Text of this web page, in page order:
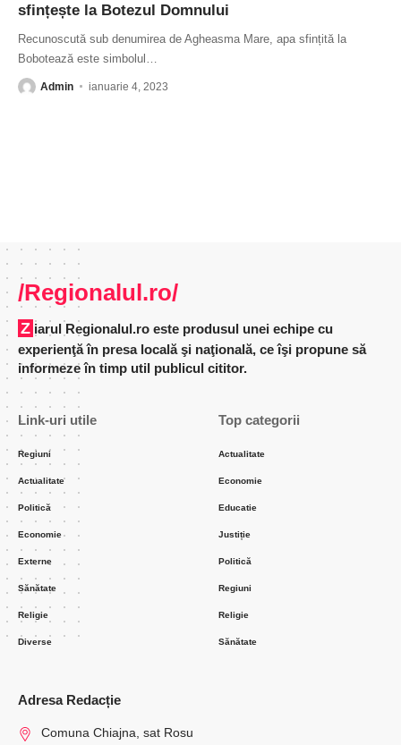
sfințește la Botezul Domnului
Recunoscută sub denumirea de Agheasma Mare, apa sfințită la
Bobotează este simbolul
Admin ianuarie 4, 2023
/Regionalul.ro/
Ziarul Regionalul.ro este produsul unei echipe cu
experienţă în presa locală şi naţională, ce îşi propune să
informeze în timp util publicul cititor.
Link-uri utile
Regiuni
Actualitate
Politică
Economie
Externe
Sănătate
Religie
Diverse
Top categorii
Actualitate
Economie
Educatie
Justiție
Politică
Regiuni
Religie
Sănătate
Adresa Redacție
Comuna Chiajna, sat Rosu